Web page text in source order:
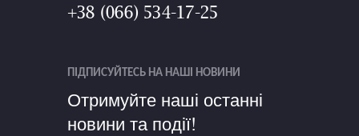
+38 (066) 534-17-25
ПІДПИСУЙТЕСЬ НА НАШІ НОВИНИ
Отримуйте наші останні
новини та події!